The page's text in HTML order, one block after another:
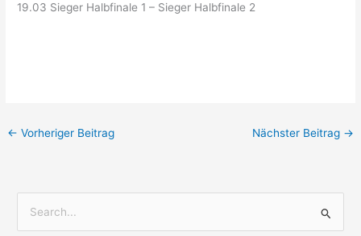
19.03 Sieger Halbfinale 1 – Sieger Halbfinale 2
← Vorheriger Beitrag Nächster Beitrag →